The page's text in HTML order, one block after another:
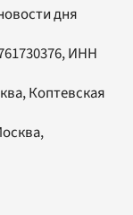
дня
ИНН
Коптевская
,